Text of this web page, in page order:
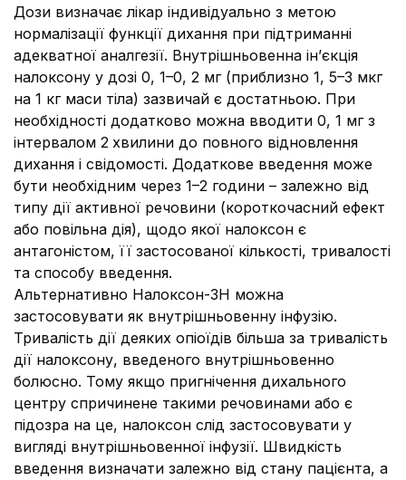
Дози визначає лікар індивідуально з метою
нормалізації функції дихання при підтриманні
адекватної аналгезії. Внутрішньовенна ін’єкція
налоксону у дозі 0, 1–0, 2 мг (приблизно 1, 5–3 мкг
на 1 кг маси тіла) зазвичай є достатньою. При
необхідності додатково можна вводити 0, 1 мг з
інтервалом 2 хвилини до повного відновлення
дихання і свідомості. Додаткове введення може
бути необхідним через 1–2 години – залежно від
типу дії активної речовини (короткочасний ефект
або повільна дія), щодо якої налоксон є
антагоністом, її застосованої кількості, тривалості
та способу введення.
Альтернативно Налоксон-ЗН можна
застосовувати як внутрішньовенну інфузію.
Тривалість дії деяких опіоїдів більша за тривалість
дії налоксону, введеного внутрішньовенно
болюсно. Тому якщо пригнічення дихального
центру спричинене такими речовинами або є
підозра на це, налоксон слід застосовувати у
вигляді внутрішньовенної інфузії. Швидкість
введення визначати залежно від стану пацієнта, а